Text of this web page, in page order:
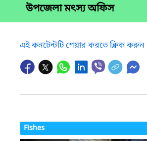
উপজেলা মৎস্য অফিস
এই কনটেন্টটি শেয়ার করতে ক্লিক করুন
Fishes